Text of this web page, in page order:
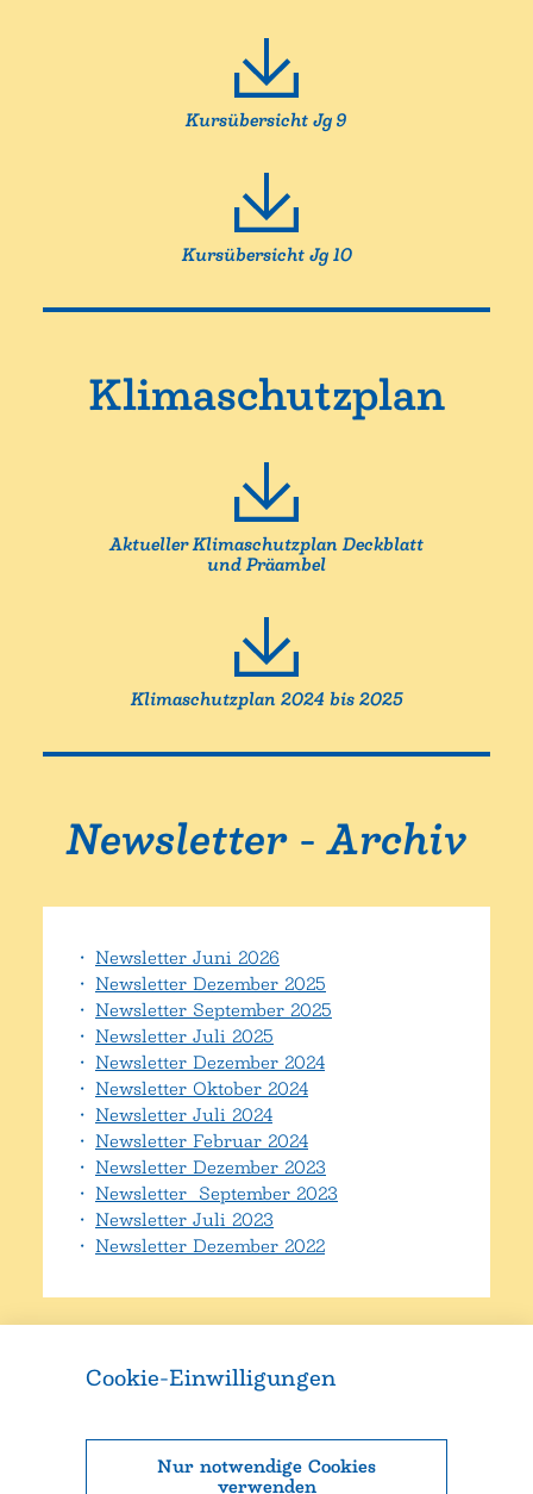
Cookie-Einwilligungen
Nur notwendige Cookies
verwenden
Kursübersicht Jg 9
Kursübersicht Jg 10
Klimaschutzplan
Aktueller Klimaschutzplan Deckblatt
und Präambel
Klimaschutzplan 2024 bis 2025
Newsletter - Archiv
Newsletter Juni 2026
Newsletter Dezember 2025
Newsletter September 2025
Newsletter Juli 2025
Newsletter Dezember 2024
Newsletter Oktober 2024
Newsletter Juli 2024
Newsletter Februar 2024
Newsletter Dezember 2023
Newsletter September 2023
Newsletter Juli 2023
Newsletter Dezember 2022